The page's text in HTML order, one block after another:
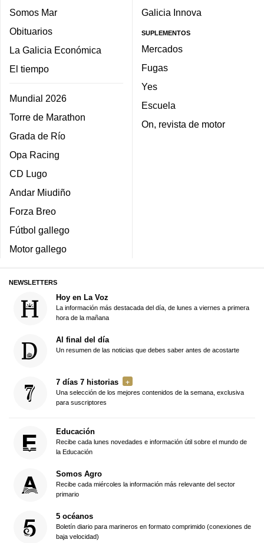
Somos Mar
Obituarios
La Galicia Económica
El tiempo
Mundial 2026
Torre de Marathon
Grada de Río
Opa Racing
CD Lugo
Andar Miudiño
Forza Breo
Fútbol gallego
Motor gallego
Galicia Innova
SUPLEMENTOS
Mercados
Fugas
Yes
Escuela
On, revista de motor
NEWSLETTERS
Hoy en La Voz
La información más destacada del día, de lunes a viernes a primera
hora de la mañana
Al final del día
Un resumen de las noticias que debes saber antes de acostarte
7 días 7 historias
Una selección de los mejores contenidos de la semana, exclusiva
para suscriptores
Educación
Recibe cada lunes novedades e información útil sobre el mundo de
la Educación
Somos Agro
Recibe cada miércoles la información más relevante del sector
primario
5 océanos
Boletín diario para marineros en formato comprimido (conexiones de
baja velocidad)